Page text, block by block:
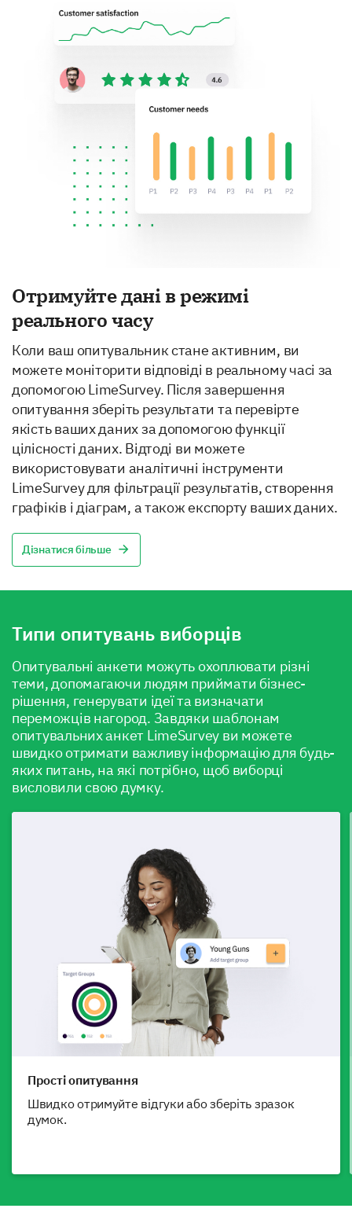
Отримуйте дані в режимі
реального часу
Коли ваш опитувальник стане активним, ви
можете моніторити відповіді в реальному часі за
допомогою LimeSurvey. Після завершення
опитування зберіть результати та перевірте
якість ваших даних за допомогою функції
цілісності даних. Відтоді ви можете
використовувати аналітичні інструменти
LimeSurvey для фільтрації результатів, створення
графіків і діаграм, а також експорту ваших даних.
Дізнатися більше
Типи опитувань виборців
Опитувальні анкети можуть охоплювати різні
теми, допомагаючи людям приймати бізнес-
рішення, генерувати ідеї та визначати
переможців нагород. Завдяки шаблонам
опитувальних анкет LimeSurvey ви можете
швидко отримати важливу інформацію для будь-
яких питань, на які потрібно, щоб виборці
висловили свою думку.
Прості опитування
Швидко отримуйте відгуки або зберіть зразок
думок.